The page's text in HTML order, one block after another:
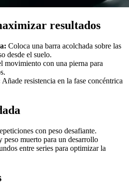
resultados
Coloca una barra acolchada sobre las
desde el suelo.
movimiento con una pierna para
Añade resistencia en la fase concéntrica
con peso desafiante.
muerto para un desarrollo
entre series para optimizar la